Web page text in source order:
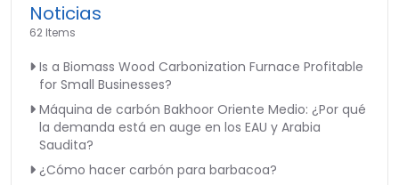
Noticias
62 Items
Is a Biomass Wood Carbonization Furnace Profitable
for Small Businesses?
Máquina de carbón Bakhoor Oriente Medio: ¿Por qué
la demanda está en auge en los EAU y Arabia
Saudita?
¿Cómo hacer carbón para barbacoa?